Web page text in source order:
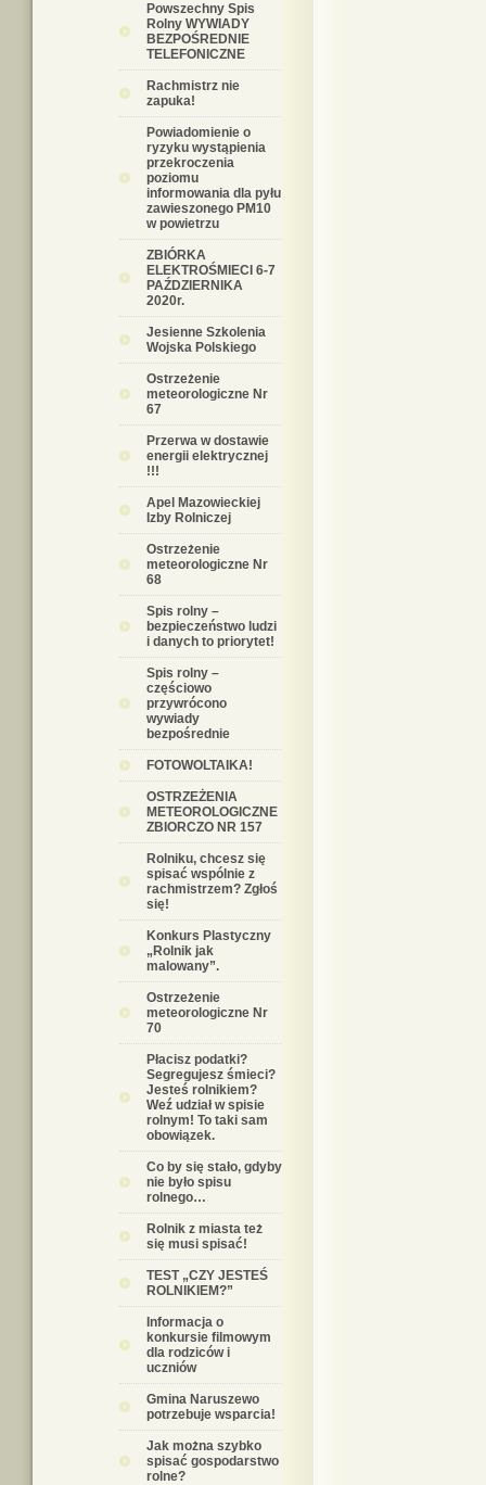
Powszechny Spis
Rolny WYWIADY
BEZPOŚREDNIE
TELEFONICZNE
Rachmistrz nie
zapuka!
Powiadomienie o
ryzyku wystąpienia
przekroczenia
poziomu
informowania dla pyłu
zawieszonego PM10
w powietrzu
ZBIÓRKA
ELEKTROŚMIECI 6-7
PAŹDZIERNIKA
2020r.
Jesienne Szkolenia
Wojska Polskiego
Ostrzeżenie
meteorologiczne Nr
67
Przerwa w dostawie
energii elektrycznej
!!!
Apel Mazowieckiej
Izby Rolniczej
Ostrzeżenie
meteorologiczne Nr
68
Spis rolny –
bezpieczeństwo ludzi
i danych to priorytet!
Spis rolny –
częściowo
przywrócono
wywiady
bezpośrednie
FOTOWOLTAIKA!
OSTRZEŻENIA
METEOROLOGICZNE
ZBIORCZO NR 157
Rolniku, chcesz się
spisać wspólnie z
rachmistrzem? Zgłoś
się!
Konkurs Plastyczny
„Rolnik jak
malowany”.
Ostrzeżenie
meteorologiczne Nr
70
Płacisz podatki?
Segregujesz śmieci?
Jesteś rolnikiem?
Weź udział w spisie
rolnym! To taki sam
obowiązek.
Co by się stało, gdyby
nie było spisu
rolnego…
Rolnik z miasta też
się musi spisać!
TEST „CZY JESTEŚ
ROLNIKIEM?”
Informacja o
konkursie filmowym
dla rodziców i
uczniów
Gmina Naruszewo
potrzebuje wsparcia!
Jak można szybko
spisać gospodarstwo
rolne?